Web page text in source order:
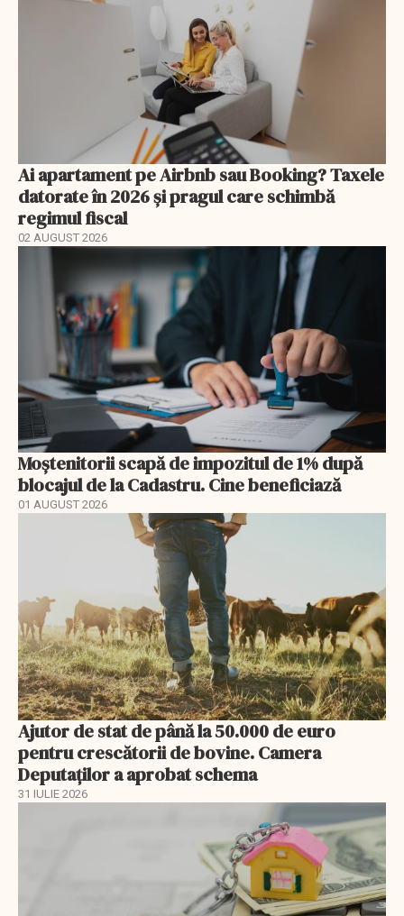
Ai apartament pe Airbnb sau Booking? Taxele
datorate în 2026 și pragul care schimbă
regimul fiscal
02 AUGUST 2026
Moștenitorii scapă de impozitul de 1% după
blocajul de la Cadastru. Cine beneficiază
01 AUGUST 2026
Ajutor de stat de până la 50.000 de euro
pentru crescătorii de bovine. Camera
Deputaților a aprobat schema
31 IULIE 2026